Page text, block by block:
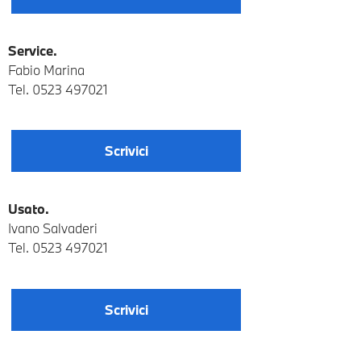
Service.
Fabio Marina
Tel. 0523 497021
Scrivici
Usato.
Ivano Salvaderi
Tel. 0523 497021
Scrivici